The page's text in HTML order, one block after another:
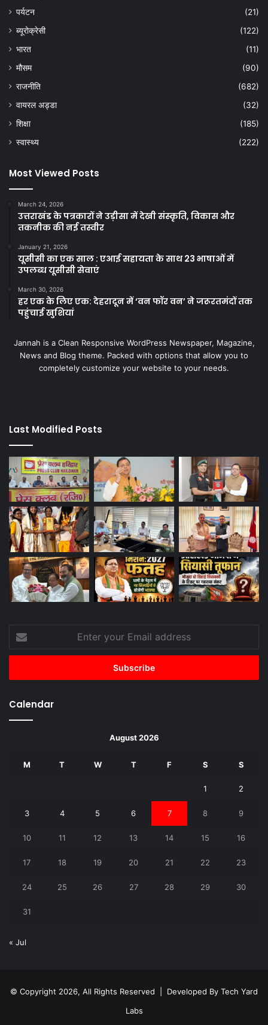
पर्यटन
(21)
ब्यूरोक्रेसी
(122)
भारत
(11)
मौसम
(90)
राजनीति
(682)
वायरल अड्डा
(32)
शिक्षा
(185)
स्वास्थ्य
(222)
Most Viewed Posts
March 24, 2026
उत्तराखंड के पत्रकारों ने उड़ीसा में देखी संस्कृति, विकास और
तकनीक की नई तस्वीर
January 21, 2026
यूसीसी का एक साल : एआई सहायता के साथ 23 भाषाओं में
उपलब्ध यूसीसी सेवाएं
March 30, 2026
हर एक के लिए एक: देहरादून में ‘वन फॉर वन’ ने जरूरतमंदों तक
पहुंचाई खुशियां
Jannah is a Clean Responsive WordPress Newspaper, Magazine,
News and Blog theme. Packed with options that allow you to
completely customize your website to your needs.
Last Modified Posts
your
Email
Calendar
August 2026
M T W T F S S
1 2
3 4 5 6 7 8 9
10 11 12 13 14 15 16
17 18 19 20 21 22 23
24 25 26 27 28 29 30
31
« Jul
© Copyright 2026, All Rights Reserved | Developed By Tech Yard
Labs